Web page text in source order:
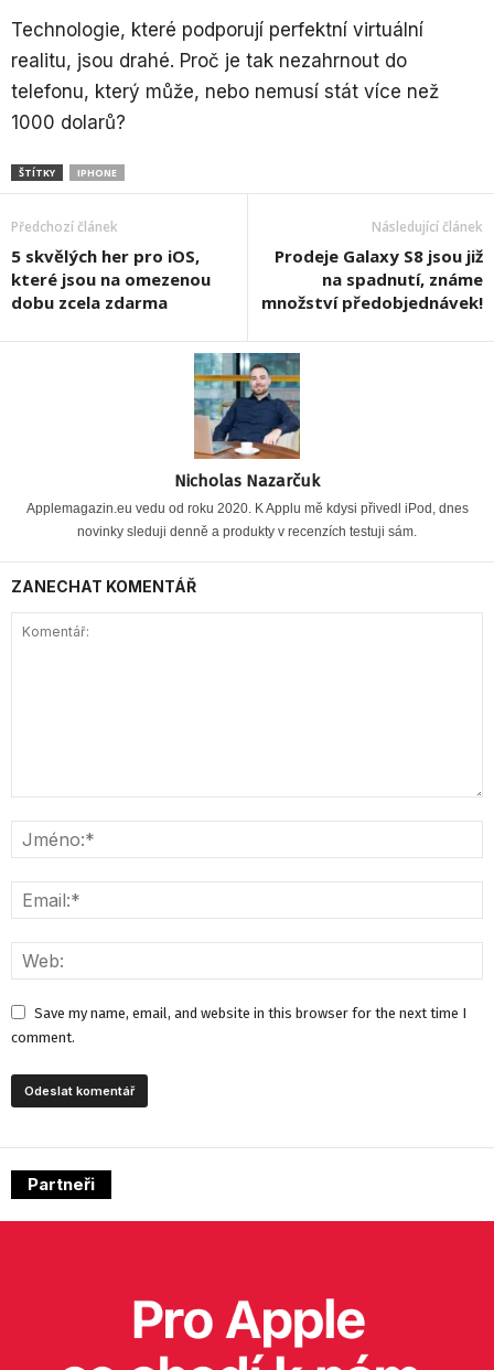
Technologie, které podporují perfektní virtuální
realitu, jsou drahé. Proč je tak nezahrnout do
telefonu, který může, nebo nemusí stát více než
1000 dolarů?
ŠTÍTKY IPHONE
Předchozí článek
5 skvělých her pro iOS,
které jsou na omezenou
dobu zcela zdarma
Následující článek
Prodeje Galaxy S8 jsou již
na spadnutí, známe
množství předobjednávek!
Nicholas Nazarčuk
Applemagazin.eu vedu od roku 2020. K Applu mě kdysi přivedl iPod, dnes
novinky sleduji denně a produkty v recenzích testuji sám.
ZANECHAT KOMENTÁŘ
Save my name, email, and website in this browser for the next time I
comment.
Partneři